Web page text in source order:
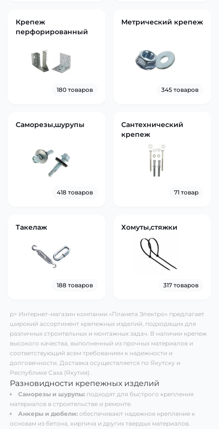
Крепеж
перфорированный
180 товаров
Метрический крепеж
345 товаров
Саморезы,шурупы
418 товаров
Сантехнический
крепеж
71 товар
Такелаж
188 товаров
Хомуты,стяжки
317 товаров
p> Интернет-магазин компании «Планета Электро» предлагает
широкий ассортимент крепежных изделий, подходящих для
различных строительных и монтажных задач. В наличии крепеж
высокого качества, выполненный из прочных материалов и
соответствующий всем требованиям к надежности и
долговечности. Доставка осуществляется по Якутску и
Республике Саха (Якутия).
Разновидности крепежных изделий
Саморезы и шурупы: подходят для быстрого крепления
материалов в строительстве и ремонте.
Анкеры и дюбели: обеспечивают надежное крепление к
основам из бетона, кирпича и других твердых материалов.